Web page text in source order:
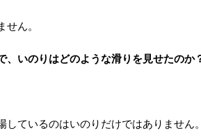
せん。
、いのりはどのような滑りを見せたのか
しているのはいのりだけではありません。